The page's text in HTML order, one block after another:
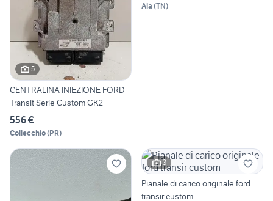
5
CENTRALINA INIEZIONE FORD
Transit Serie Custom GK2
556 €
Collecchio(PR)
Ala (TN)
3
Pianale di carico originale ford
transir custom